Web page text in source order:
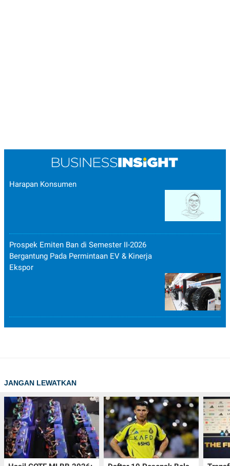
Harapan Konsumen
Prospek Emiten Ban di Semester II-2026
Bergantung Pada Permintaan EV & Kinerja
Ekspor
JANGAN LEWATKAN